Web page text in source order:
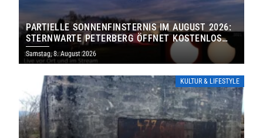
PARTIELLE SONNENFINSTERNIS IM AUGUST 2026:
STERNWARTE PETERBERG ÖFFNET KOSTENLOS
IHRE TORE
Samstag, 8. August 2026
KULTUR & LIFESTYLE